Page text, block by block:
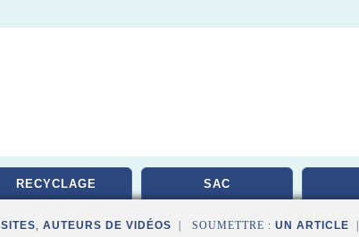
RECYCLAGE SAC
SITES, AUTEURS DE VIDÉOS | SOUMETTRE : UN ARTICLE